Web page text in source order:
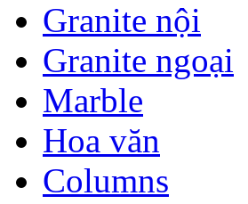
Granite nội
Granite ngoại
Marble
Hoa văn
Columns